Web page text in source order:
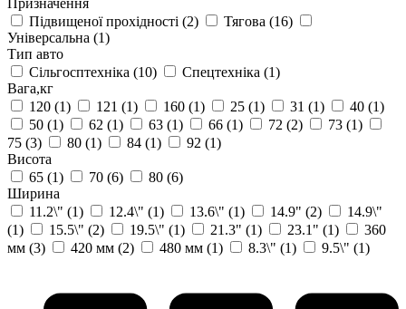
Підвищеної прохідності (2) Тягова (16)
Універсальна (1)
Тип авто
Сільгосптехніка (10) Спецтехніка (1)
Вага,кг
120 (1) 121 (1) 160 (1) 25 (1) 31 (1) 40 (1)
50 (1) 62 (1) 63 (1) 66 (1) 72 (2) 73 (1)
75 (3) 80 (1) 84 (1) 92 (1)
Висота
65 (1) 70 (6) 80 (6)
Ширина
11.2\" (1) 12.4\" (1) 13.6\" (1) 14.9" (2)
14.9\"
(1)
15.5\" (2) 19.5\" (1) 21.3" (1) 23.1" (1)
360
мм (3) 420 мм (2) 480 мм (1) 8.3\" (1) 9.5\" (1)